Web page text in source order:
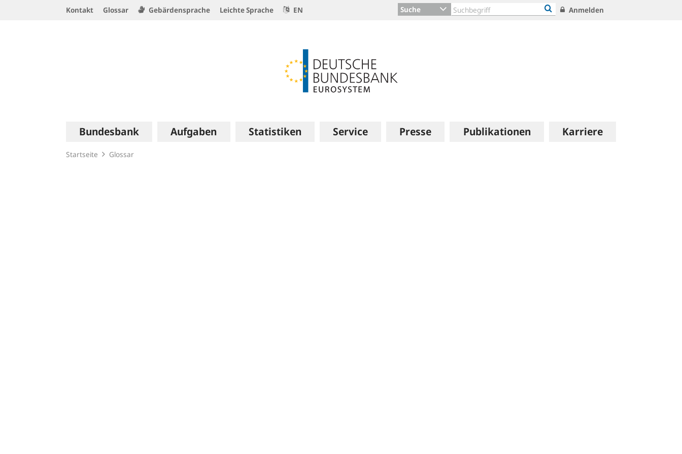
Kontakt Glossar Gebärdensprache Leichte Sprache EN Suche Anmelden
Hauptnavigation
Bundesbank Aufgaben Statistiken Service Presse Publikationen Karriere
Startseite Glossar